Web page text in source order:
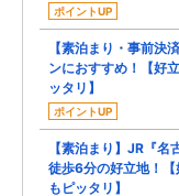
ポイントUP
【素泊まり・事前決
ンにおすすめ！【好
ッタリ】
ポイントUP
【素泊まり】JR『名
徒歩6分の好立地！
もピッタリ】